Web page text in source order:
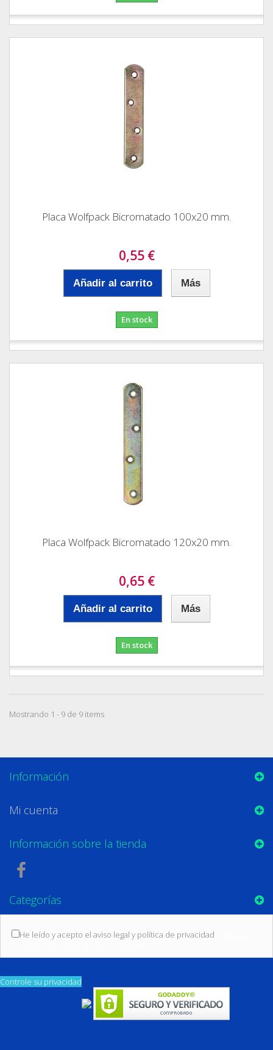
Placa Wolfpack Bicromatado 100x20 mm.
0,55 €
Añadir al carrito Más
En stock
Placa Wolfpack Bicromatado 120x20 mm.
0,65 €
Añadir al carrito Más
En stock
Mostrando 1 - 9 de 9 items
Información
Mi cuenta
Información sobre la tienda
Categorías
He leído y acepto el aviso legal y política de privacidad
Controle su privacidad